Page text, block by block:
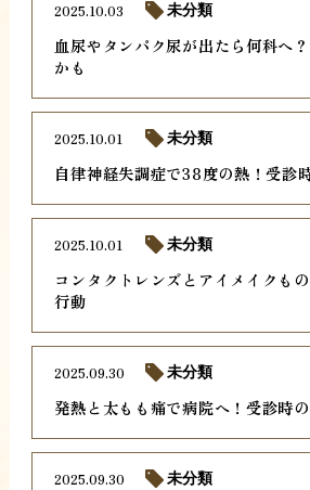
血尿やタンパク尿が出たら何科へ
かも
2025.10.03 未分類
自律神経失調症で38度の熱！受診
2025.10.01 未分類
コンタクトレンズとアイメイクも
行動
2025.10.01 未分類
発熱と太もも痛で病院へ！受診時
2025.09.30 未分類
2025.09.30 未分類